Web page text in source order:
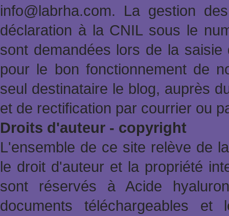
info@labrha.com. La gestion
déclaration à la CNIL sous le
sont demandées lors de la
pour le bon fonctionnement de
seul destinataire le blog, auprès
et de rectification par courrier ou
Droits d'auteur - copyright
L'ensemble de ce site relève de
le droit d'auteur et la propriété
sont réservés à Acide
documents téléchargeables et